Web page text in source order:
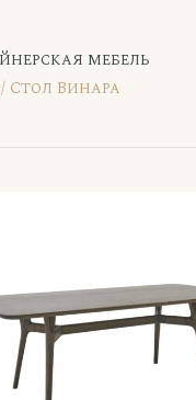
мебель
/ Стол Винара